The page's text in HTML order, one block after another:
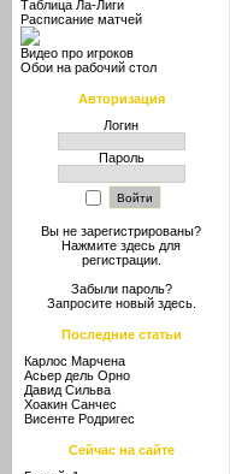
Таблица Ла-Лиги
Расписание матчей
Видео про игроков
Обои на рабочий стол
Авторизация
Логин
Пароль
Вы не зарегистрированы?
Нажмите здесь для
регистрации.
Забыли пароль?
Запросите новый здесь.
Последние статьи
Карлос Марчена
Асьер дель Орно
Давид Сильва
Хоакин Санчес
Висенте Родригес
Сейчас на сайте